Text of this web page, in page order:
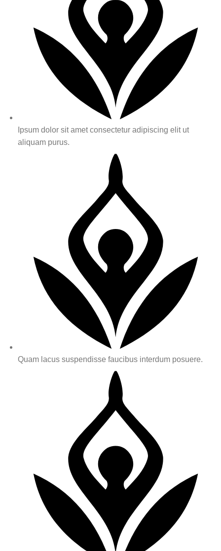
Ipsum dolor sit amet consectetur adipiscing elit ut
aliquam purus.
Quam lacus suspendisse faucibus interdum posuere.